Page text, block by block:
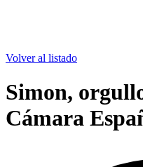
Volver al listado
Simon,
Cámara